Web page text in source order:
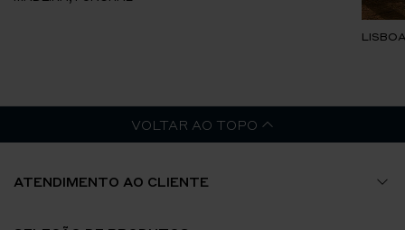
VOLTAR AO TOPO
ATENDIMENTO AO CLIENTE
Guia de Tamanhos